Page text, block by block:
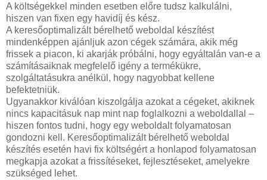
A költségekkel minden esetben előre tudsz kalkulálni,
hiszen van fixen egy havidíj és kész.
A keresőoptimalizált bérelhető weboldal készítést
mindenképpen ajánljuk azon cégek számára, akik még
frissek a piacon, ki akarják próbálni, hogy egyáltalán van-e a
számításaiknak megfelelő igény a termékükre,
szolgáltatásukra anélkül, hogy nagyobbat kellene
befektetniük.
Ugyanakkor kiválóan kiszolgálja azokat a cégeket, akiknek
nincs kapacitásuk nap mint nap foglalkozni a weboldallal –
hiszen fontos tudni, hogy egy weboldalt folyamatosan
gondozni kell. Keresőoptimalizált bérelhető weboldal
készítés esetén havi fix költségért a honlapod folyamatosan
megkapja azokat a frissítéseket, fejlesztéseket, amelyekre
szükséged lehet.